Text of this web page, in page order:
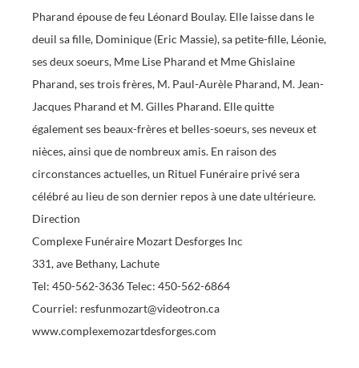
Pharand épouse de feu Léonard Boulay. Elle laisse dans le
deuil sa fille, Dominique (Eric Massie), sa petite-fille, Léonie,
ses deux soeurs, Mme Lise Pharand et Mme Ghislaine
Pharand, ses trois frères, M. Paul-Aurèle Pharand, M. Jean-
Jacques Pharand et M. Gilles Pharand. Elle quitte
également ses beaux-frères et belles-soeurs, ses neveux et
nièces, ainsi que de nombreux amis. En raison des
circonstances actuelles, un Rituel Funéraire privé sera
célébré au lieu de son dernier repos à une date ultérieure.
Direction
Complexe Funéraire Mozart Desforges Inc
331, ave Bethany, Lachute
Tel: 450-562-3636 Telec: 450-562-6864
Courriel: resfunmozart@videotron.ca
www.complexemozartdesforges.com